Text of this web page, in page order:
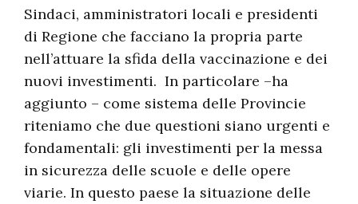
Sindaci, amministratori locali e presidenti
di Regione che facciano la propria parte
nell’attuare la sfida della vaccinazione e dei
nuovi investimenti. In particolare –ha
aggiunto – come sistema delle Provincie
riteniamo che due questioni siano urgenti e
fondamentali: gli investimenti per la messa
in sicurezza delle scuole e delle opere
viarie. In questo paese la situazione delle